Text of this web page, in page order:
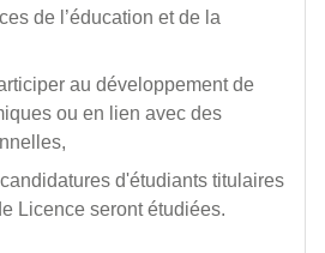
de l’éducation et de la
au développement de
ou en lien avec des
d'étudiants titulaires
Licence seront étudiées.